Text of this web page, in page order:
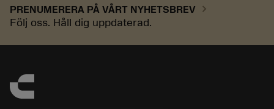
PRENUMERERA PÅ VÅRT NYHETSBREV chevron_right
Följ oss. Håll dig uppdaterad.